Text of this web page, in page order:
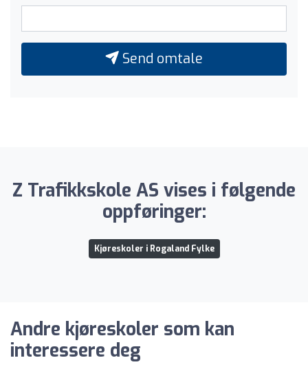
Send omtale
Z Trafikkskole AS vises i følgende
oppføringer:
Kjøreskoler i Rogaland Fylke
Andre kjøreskoler som kan
interessere deg